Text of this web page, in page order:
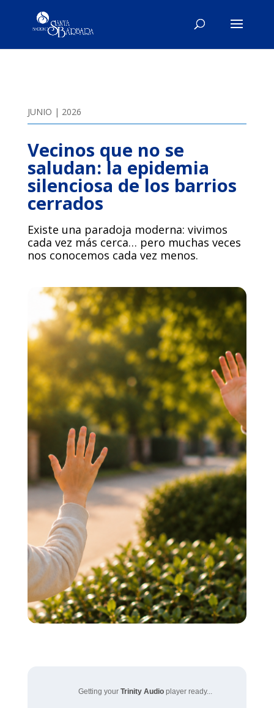
JUNIO | 2026
Vecinos que no se
saludan: la epidemia
silenciosa de los barrios
cerrados
Existe una paradoja moderna: vivimos
cada vez más cerca… pero muchas veces
nos conocemos cada vez menos.
Getting your Trinity Audioplayer ready...